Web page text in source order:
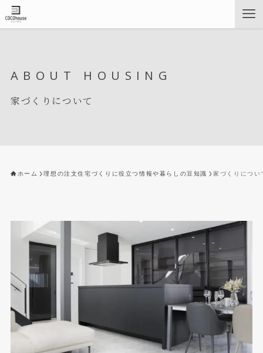
家づくりについて
ABOUT HOUSING
ホーム 理想の注文住宅づくりに役立つ情報や暮らしの豆知識 家づくりについ